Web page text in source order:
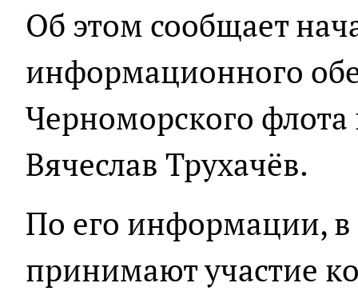
Об этом сообщает
информационного
Черноморского флота
Вячеслав Трухачёв.
По его информации, в
принимают участие